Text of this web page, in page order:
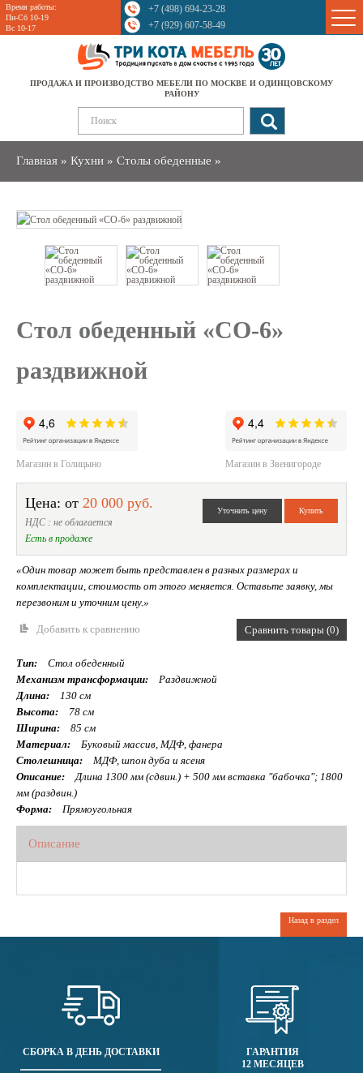
Время работы:
Пн-Сб 10-19
Вс 10-17
+7 (498) 694-23-28
+7 (929) 607-58-49
ПРОДАЖА И ПРОИЗВОДСТВО МЕБЕЛИ ПО МОСКВЕ И ОДИНЦОВСКОМУ
РАЙОНУ
Главная » Кухни » Столы обеденные »
Sale
Стол обеденный «СО-6»
раздвижной
Магазин в Голицыно Магазин в Звенигороде
Цена: от 20 000 руб.
НДС : не облагается
Есть в продаже
«Один товар может быть представлен в разных размерах и
комплектации, стоимость от этого меняется. Оставьте заявку, мы
перезвоним и уточним цену.»
Добавить к сравнению Сравнить товары (0)
Тип:
Стол обеденный
Механизм трансформации:
Раздвижной
Длина:
130 см
Высота:
78 см
Ширина:
85 см
Материал:
Буковый массив, МДФ, фанера
Столешница:
МДФ, шпон дуба и ясеня
Описание:
Длина 1300 мм (сдвин.) + 500 мм вставка "бабочка"; 1800
мм (раздвин.)
Форма:
Прямоугольная
Описание
Назад в раздел
СБОРКА В ДЕНЬ ДОСТАВКИ
ГАРАНТИЯ
12 МЕСЯЦЕВ